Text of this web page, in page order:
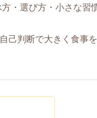
・選び方・小さな習
己判断で大きく食事を